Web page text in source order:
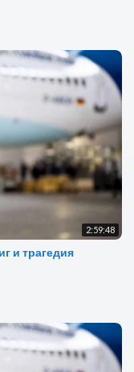
2:59:48
и трагедия